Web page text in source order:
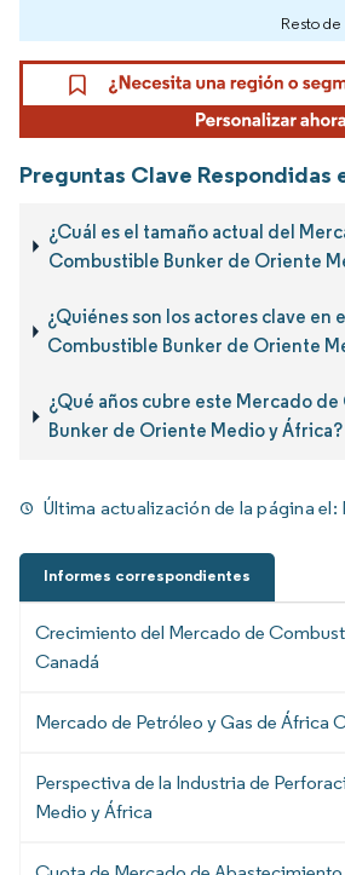
Resto
Preguntas Clave Respondidas
¿Cuál es el tamaño actual del
Combustible Bunker de Oriente
¿Quiénes son los actores clave en
Combustible Bunker de Oriente
¿Qué años cubre este Mercado
Bunker de Oriente Medio y África?
Última actualización de la página el:
Informes correspondientes
Crecimiento del Mercado de
Canadá
Mercado de Petróleo y Gas de África
Perspectiva de la Industria de
Medio y África